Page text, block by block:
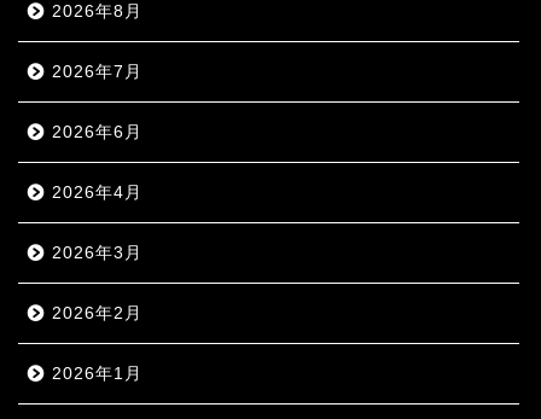
2026年8月
2026年7月
2026年6月
2026年4月
2026年3月
2026年2月
2026年1月